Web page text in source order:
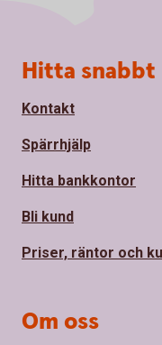
Sidfot
Hitta snabbt
Kontakt
Spärrhjälp
Hitta bankkontor
Bli kund
Priser, räntor och
Om oss